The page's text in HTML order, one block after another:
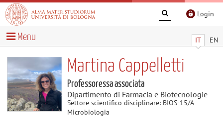
Login
IT EN
Menu
Martina Cappelletti
Professoressa associata
Dipartimento di Farmacia e Biotecnologie
Settore scientifico disciplinare: BIOS-15/A
Microbiologia